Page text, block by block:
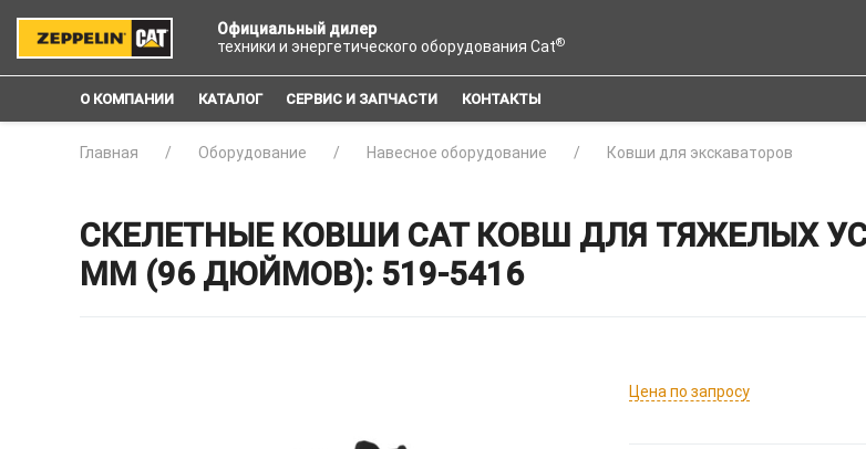
Официальный дилер
техники и энергетического оборудования Cat®
О КОМПАНИИ КАТАЛОГ СЕРВИС И ЗАПЧАСТИ КОНТАКТЫ
Главная Оборудование Навесное оборудование Ковши для экскаваторов
СКЕЛЕТНЫЕ КОВШИ CAT КОВШ ДЛЯ ТЯЖЕЛЫХ
ММ (96 ДЮЙМОВ): 519-5416
Цена по запросу